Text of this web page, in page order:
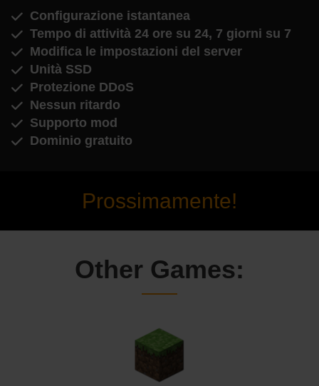
Configurazione istantanea
Tempo di attività 24 ore su 24, 7 giorni su 7
Modifica le impostazioni del server
Unità SSD
Protezione DDoS
Nessun ritardo
Supporto mod
Dominio gratuito
Prossimamente!
Other Games: